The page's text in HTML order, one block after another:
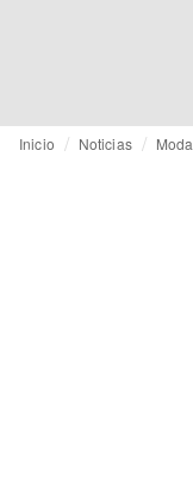
Inicio Noticias Moda